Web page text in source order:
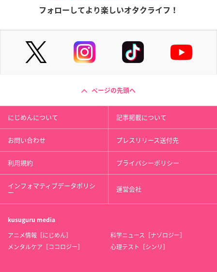
フォローしてより楽しいオタクライフ！
ページの先頭へ
にじめんについて 記事掲載について
お問い合わせ プレスリリース送付先
利用規約 プライバシーポリシー
インフォマティブデータポリシ
ー 運営会社
kusuguru media
アニメ情報［にじめん］
科学ニュース［ナゾロジー］
メンタルケア［ココロジー］
心理テスト［シンリ］